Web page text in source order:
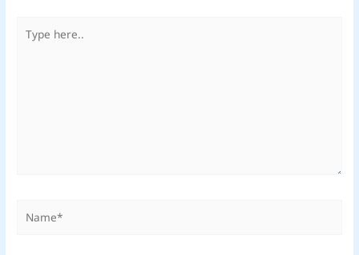
here..